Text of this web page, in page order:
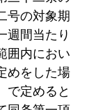
号の対象期
週間当たり
囲内におい
めをした場
で定めると